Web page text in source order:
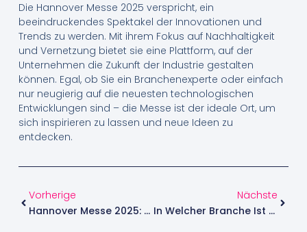
Die Hannover Messe 2025 verspricht, ein
beeindruckendes Spektakel der Innovationen und
Trends zu werden. Mit ihrem Fokus auf Nachhaltigkeit
und Vernetzung bietet sie eine Plattform, auf der
Unternehmen die Zukunft der Industrie gestalten
können. Egal, ob Sie ein Branchenexperte oder einfach
nur neugierig auf die neuesten technologischen
Entwicklungen sind – die Messe ist der ideale Ort, um
sich inspirieren zu lassen und neue Ideen zu
entdecken.
Vorherige
Hannover Messe 2025: Das Hauptthema Im Fokus Entdecken
Nächste
In Welcher Branche Ist Messebau Zuhause? Ein Überblick